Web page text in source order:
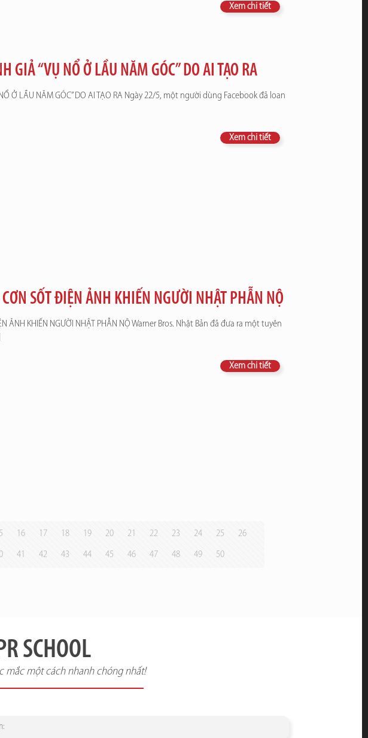
Xem chi tiết
GIẢ “VỤ NỔ Ở LẦU NĂM GÓC” DO AI TẠO RA
Ở LẦU NĂM GÓC” DO AI TẠO RA Ngày 22/5, một người dùng Facebook đã loan
Xem chi tiết
SỐT ĐIỆN ẢNH KHIẾN NGƯỜI NHẬT PHẪN NỘ
ẢNH KHIẾN NGƯỜI NHẬT PHẪN NỘ Warner Bros. Nhật Bản đã đưa ra một tuyên
Xem chi tiết
16 17 18 19 20 21 22 23 24 25 26
41 42 43 44 45 46 47 48 49 50
SCHOOL
mắc một cách nhanh chóng nhất!